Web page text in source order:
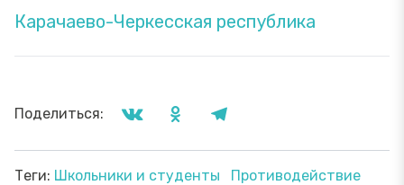
Карачаево-Черкесская республика
Поделиться:
Теги: Школьники и студенты
Противодействие